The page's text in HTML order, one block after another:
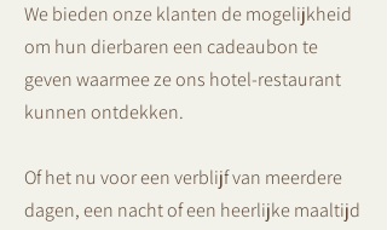
We bieden onze klanten de mogelijkheid
om hun dierbaren een cadeaubon te
geven waarmee ze ons hotel-restaurant
kunnen ontdekken.
Of het nu voor een verblijf van meerdere
dagen, een nacht of een heerlijke maaltijd